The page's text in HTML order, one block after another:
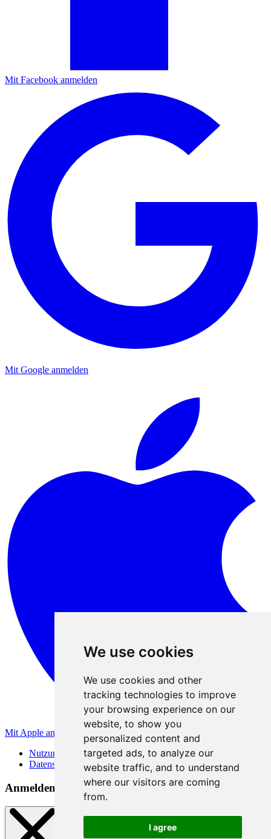
We use cookies
We use cookies and other
tracking technologies to improve
your browsing experience on our
website, to show you
personalized content and
targeted ads, to analyze our
website traffic, and to understand
where our visitors are coming
from.
I agree
Mit Facebook anmelden
Mit Google anmelden
Mit Apple anmelden
Nutzungsbedingungen
Datenschutzerklärung
Anmeldemethoden